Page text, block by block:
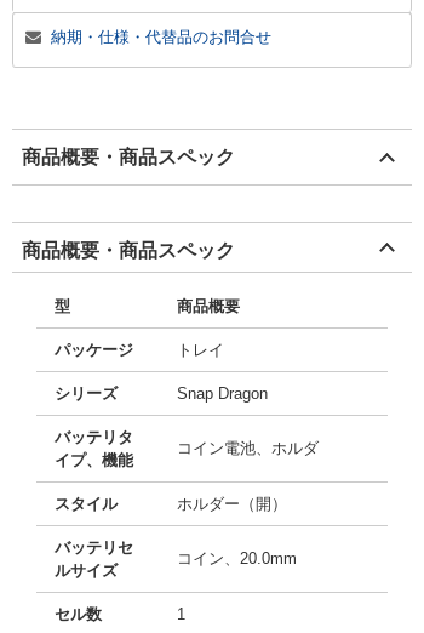
納期・仕様・代替品のお問合せ
商品概要・商品スペック
商品概要・商品スペック
型 商品概要
パッケージ トレイ
シリーズ Snap Dragon
バッテリタ
イプ、機能
コイン電池、ホルダ
スタイル ホルダー（開）
バッテリセ
ルサイズ
コイン、20.0mm
セル数 1